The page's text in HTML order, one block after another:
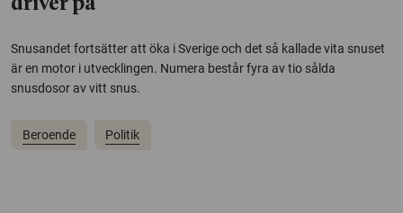
driver på
Snusandet fortsätter att öka i Sverige och det så kallade vita snuset
är en motor i utvecklingen. Numera består fyra av tio sålda
snusdosor av vitt snus.
Beroende Politik